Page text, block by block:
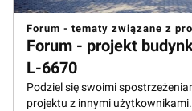
Forum - tematy związane z
Forum - projekt
L-6670
Podziel się swoimi
projektu z innymi użytkownikami.